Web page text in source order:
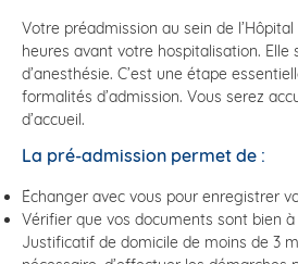
Votre préadmission au sein de
heures avant votre hospitalisation.
d’anesthésie. C’est une étape
formalités d’admission. Vous serez
d’accueil.
La pré-admission permet de :
Échanger avec vous pour enregistrer
Vérifier que vos documents sont bien
Justificatif de domicile de moins de 3